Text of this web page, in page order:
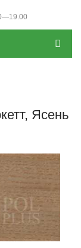
Ясень